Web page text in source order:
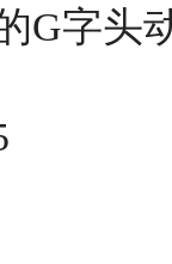
G字头